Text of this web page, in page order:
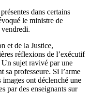
dans certains
le ministre de
et de la Justice,
réflexions de l’exécutif
sujet ravivé par une
sa professeure. Si l’arme
images ont déclenché une
par des enseignants sur